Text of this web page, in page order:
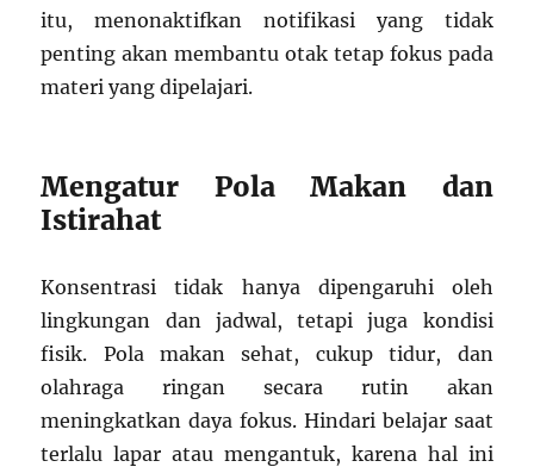
itu, menonaktifkan notifikasi yang tidak
penting akan membantu otak tetap fokus pada
materi yang dipelajari.
Mengatur Pola Makan dan
Istirahat
Konsentrasi tidak hanya dipengaruhi oleh
lingkungan dan jadwal, tetapi juga kondisi
fisik. Pola makan sehat, cukup tidur, dan
olahraga ringan secara rutin akan
meningkatkan daya fokus. Hindari belajar saat
terlalu lapar atau mengantuk, karena hal ini